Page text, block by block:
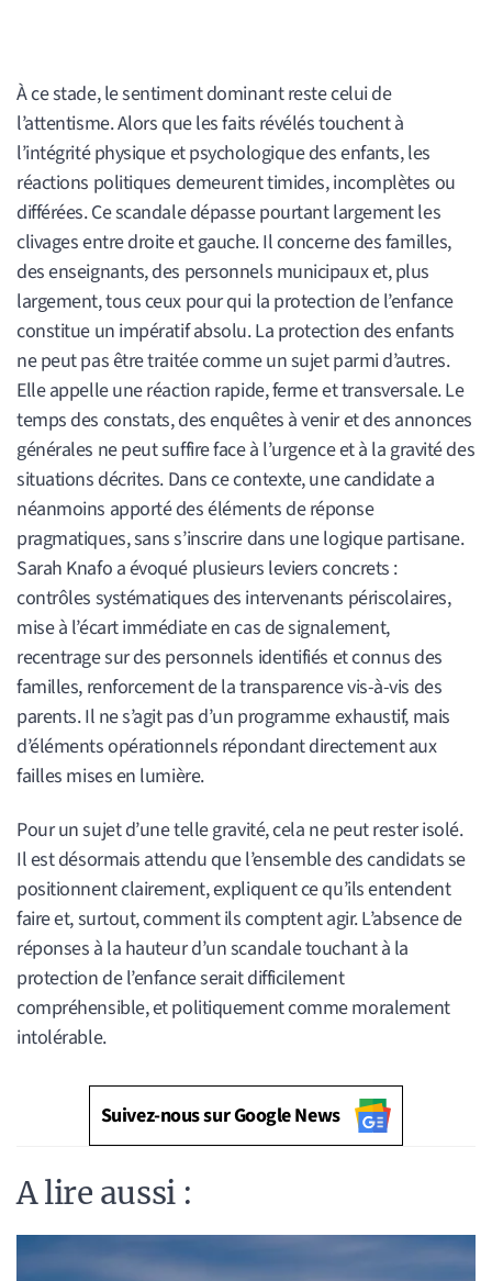
À ce stade, le sentiment dominant reste celui de
l’attentisme. Alors que les faits révélés touchent à
l’intégrité physique et psychologique des enfants, les
réactions politiques demeurent timides, incomplètes ou
différées. Ce scandale dépasse pourtant largement les
clivages entre droite et gauche. Il concerne des familles,
des enseignants, des personnels municipaux et, plus
largement, tous ceux pour qui la protection de l’enfance
constitue un impératif absolu. La protection des enfants
ne peut pas être traitée comme un sujet parmi d’autres.
Elle appelle une réaction rapide, ferme et transversale. Le
temps des constats, des enquêtes à venir et des annonces
générales ne peut suffire face à l’urgence et à la gravité des
situations décrites. Dans ce contexte, une candidate a
néanmoins apporté des éléments de réponse
pragmatiques, sans s’inscrire dans une logique partisane.
Sarah Knafo a évoqué plusieurs leviers concrets :
contrôles systématiques des intervenants périscolaires,
mise à l’écart immédiate en cas de signalement,
recentrage sur des personnels identifiés et connus des
familles, renforcement de la transparence vis-à-vis des
parents. Il ne s’agit pas d’un programme exhaustif, mais
d’éléments opérationnels répondant directement aux
failles mises en lumière.
Pour un sujet d’une telle gravité, cela ne peut rester isolé.
Il est désormais attendu que l’ensemble des candidats se
positionnent clairement, expliquent ce qu’ils entendent
faire et, surtout, comment ils comptent agir. L’absence de
réponses à la hauteur d’un scandale touchant à la
protection de l’enfance serait difficilement
compréhensible, et politiquement comme moralement
intolérable.
Suivez-nous sur Google News
A lire aussi :